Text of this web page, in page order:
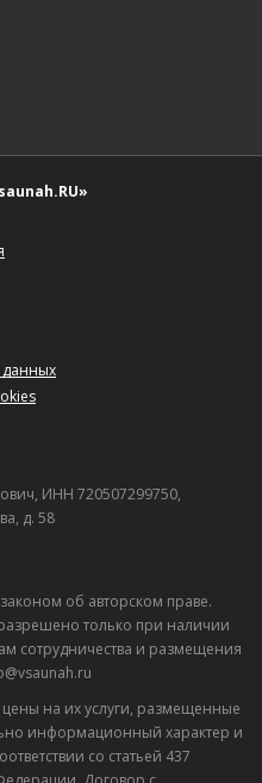
данных
ИНН 720507299750,
д. 58
об авторском праве.
только при наличии
сотрудничества и размещения
на их услуги, размещенные
информационный характер и
со статьей 437